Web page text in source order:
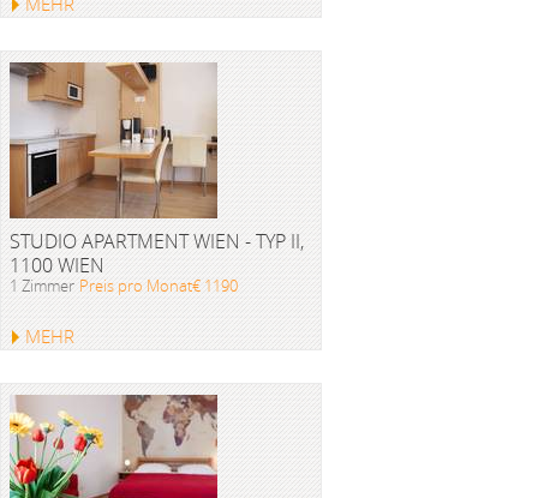
STUDIO APARTMENT WIEN - TYP II,
1100 WIEN
1 Zimmer Preis pro Monat€ 1190
MEHR